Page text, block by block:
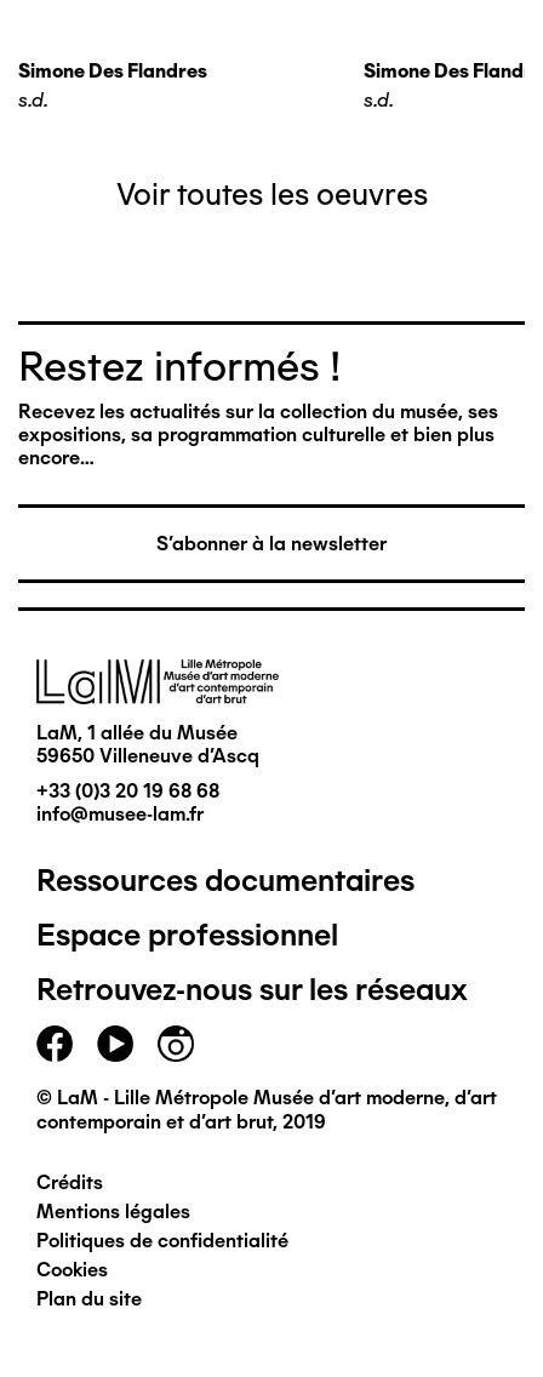
Simone Des Flandres
s.d.
Simone Des
s.d.
Voir toutes les oeuvres
Restez informés !
Recevez les actualités sur la collection du musée, ses
expositions, sa programmation culturelle et bien plus
encore…
S'abonner à la newsletter
Image
LaM, 1 allée du Musée
59650 Villeneuve d'Ascq
+33 (0)3 20 19 68 68
info@musee-lam.fr
Pied
de
page
principal
Ressources documentaires
Espace professionnel
Retrouvez-nous sur les réseaux
© LaM - Lille Métropole Musée d'art moderne, d'art
contemporain et d'art brut, 2019
Pied
de
page
Crédits
Mentions légales
Politiques de confidentialité
Cookies
Plan du site